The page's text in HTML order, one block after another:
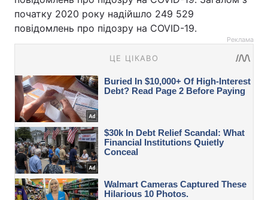
початку 2020 року надійшло 249 529
повідомлень про підозру на COVID-19.
Реклама